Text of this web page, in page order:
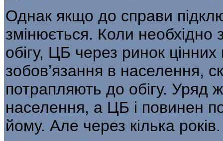
Однак якщо до справи
змі­нюється. Коли необхідно
обігу, ЦБ через ринок
зобов’язання в населення,
потрапляють до обігу. Уряд
населення, а ЦБ і повинен
йому. Але через кілька років.